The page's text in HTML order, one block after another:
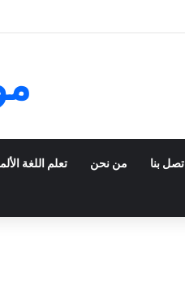
كيف يمكن للشباب الخليجي التعبير
تعلم اللغة من نحن بنا